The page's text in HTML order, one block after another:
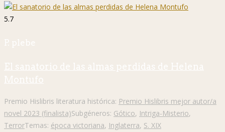
5.7
P. plebe
El sanatorio de las almas perdidas de Helena
Montufo
Premio Hislibris literatura histórica: Premio Hislibris mejor autor/a
novel 2023 (finalista)Subgéneros: Gótico, Intriga-Misterio,
TerrorTemas: época victoriana, Inglaterra, S. XIX